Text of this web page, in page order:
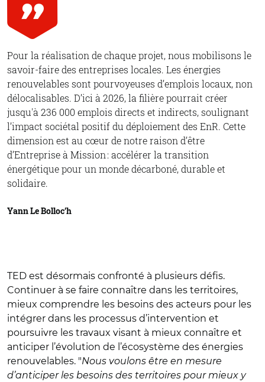
Pour la réalisation de chaque projet, nous mobilisons le
savoir-faire des entreprises locales. Les énergies
renouvelables sont pourvoyeuses d’emplois locaux, non
délocalisables. D’ici à 2026, la filière pourrait créer
jusqu'à 236 000 emplois directs et indirects, soulignant
l’impact sociétal positif du déploiement des EnR. Cette
dimension est au cœur de notre raison d’être
d’Entreprise à Mission : accélérer la transition
énergétique pour un monde décarboné, durable et
solidaire.
Yann Le Bolloc’h
TED est désormais confronté à plusieurs défis.
Continuer à se faire connaître dans les territoires,
mieux comprendre les besoins des acteurs pour les
intégrer dans les processus d’intervention et
poursuivre les travaux visant à mieux connaître et
anticiper l’évolution de l’écosystème des énergies
renouvelables. "Nous voulons être en mesure
d’anticiper les besoins des territoires pour mieux y